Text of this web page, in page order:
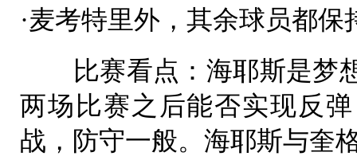
·麦考特里外，其余球员都保
比赛看点：海耶斯是梦
两场比赛之后能否实现反
战，防守一般。海耶斯与奎